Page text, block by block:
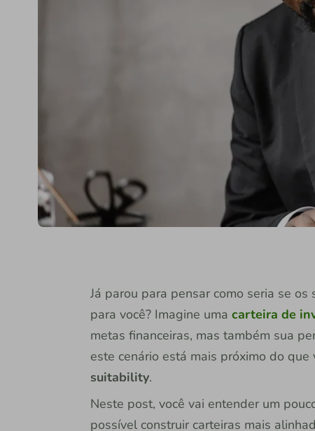
Já parou para pensar como seria se
para você? Imagine uma carteira de
metas financeiras, mas também sua
este cenário está mais próximo do
suitability.
Neste post, você vai entender um
possível construir carteiras mais